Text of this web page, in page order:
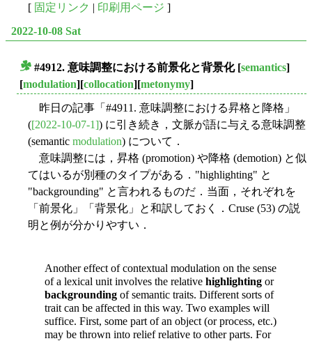
[ 固定リンク | 印刷用ページ ]
2022-10-08 Sat
#4912. 意味調整における前景化と背景化[semantics]
[modulation][collocation][metonymy]
昨日の記事「#4911. 意味調整における昇格と降格」
([2022-10-07-1]) に引き続き，文脈が語に与える意味調整
(semantic modulation) について．
意味調整には，昇格 (promotion) や降格 (demotion) と似
てはいるが別種のタイプがある．"highlighting" と
"backgrounding" と言われるものだ．当面，それぞれを
「前景化」「背景化」と和訳しておく．Cruse (53) の説
明と例が分かりやすい．
Another effect of contextual modulation on the sense
of a lexical unit involves the relative highlighting or
backgrounding of semantic traits. Different sorts of
trait can be affected in this way. Two examples will
suffice. First, some part of an object (or process, etc.)
may be thrown into relief relative to other parts. For